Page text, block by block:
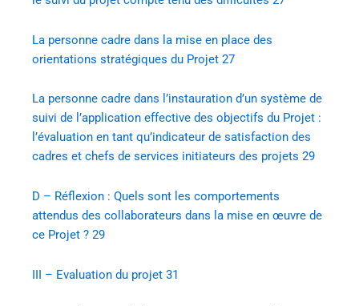
La personne cadre dans la mise en place des
orientations stratégiques du Projet 27
La personne cadre dans l’instauration d’un système de
suivi de l’application effective des objectifs du Projet :
l’évaluation en tant qu’indicateur de satisfaction des
cadres et chefs de services initiateurs des projets 29
D – Réflexion : Quels sont les comportements
attendus des collaborateurs dans la mise en œuvre de
ce Projet ? 29
III – Evaluation du projet 31